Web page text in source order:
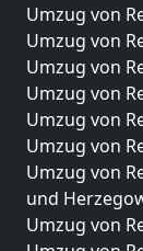
Umzug von
Umzug von
Umzug von
Umzug von
Umzug von
Umzug von
Umzug von
und
Umzug von